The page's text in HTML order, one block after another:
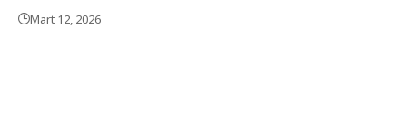
Mart 12, 2026